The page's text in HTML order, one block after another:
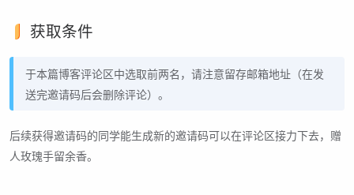
获取条件
于本篇博客评论区中选取前两名，请注意留存邮箱地址（在发
送完邀请码后会删除评论）。
后续获得邀请码的同学能生成新的邀请码可以在评论区接力下去，赠
人玫瑰手留余香。